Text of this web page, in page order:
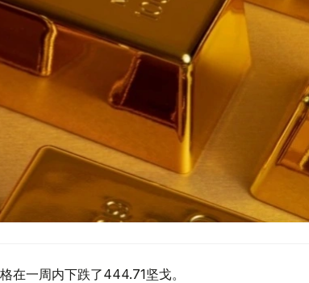
在一周内下跌了444.71坚戈。